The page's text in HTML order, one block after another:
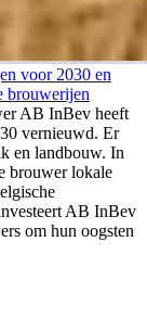
voor 2030 en
brouwerijen
AB InBev heeft
vernieuwd. Er
en landbouw. In
brouwer lokale
AB InBev
om hun oogsten